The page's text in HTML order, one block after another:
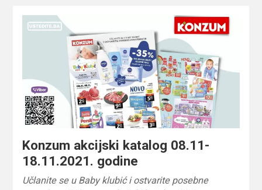
Konzum akcijski katalog 08.11-
18.11.2021. godine
Učlanite se u Baby klubić i ostvarite posebne